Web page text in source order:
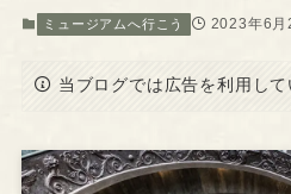
ミュージアムへ行こう 2023年6月
当ブログでは広告を利用して